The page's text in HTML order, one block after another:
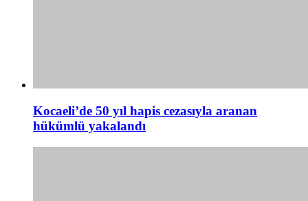
Kocaeli’de 50 yıl hapis cezasıyla aranan
hükümlü yakalandı